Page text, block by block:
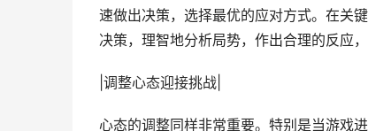
速做出决策，选择最优的应对方式。在关
决策，理智地分析局势，作出合理的反应，
|调整心态迎接挑战|
心态的调整同样非常重要。特别是当游戏